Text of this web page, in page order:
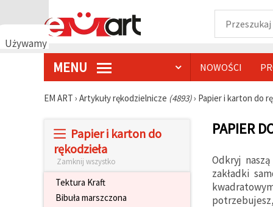
Używamy
MENU NOWOŚCI
EM ART › Artykuły rękodzielnicze (4893)› Papier i karton do
Papier i karton do
rękodzieła
Zamknij wszystko
Tektura Kraft
Bibuła marszczona
PAPIER
Odkryj
zakładki